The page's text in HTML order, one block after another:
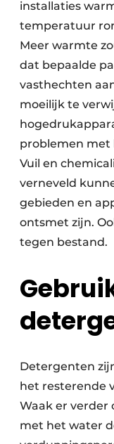
installaties
temperatuur
Meer warmte
dat bepaalde
vasthechten
moeilijk te
problemen
Vuil en
verneveld
gebieden en
ontsmet zijn.
tegen bestand.
Detergenten
het resterende
Waak er verder
met het water